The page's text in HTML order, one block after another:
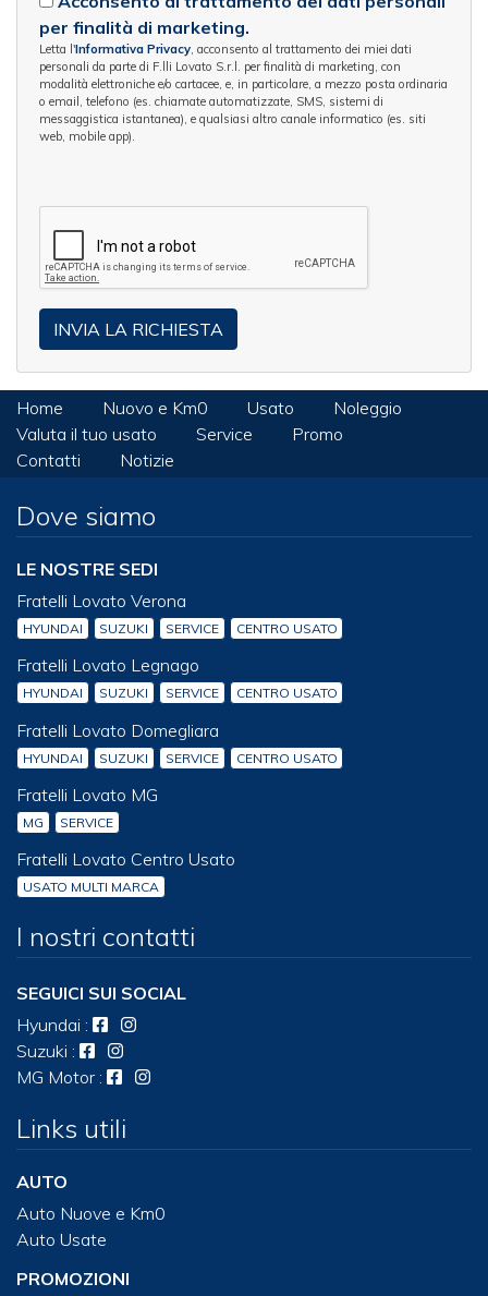
per finalità di marketing.
Letta l'Informativa Privacy, acconsento al trattamento dei miei dati
personali da parte di F.lli Lovato S.r.l. per finalità di marketing, con
modalità elettroniche e/o cartacee, e, in particolare, a mezzo posta ordinaria
o email, telefono (es. chiamate automatizzate, SMS, sistemi di
messaggistica istantanea), e qualsiasi altro canale informatico (es. siti
web, mobile app).
Home Nuovo e Km0 Usato
Noleggio
Valuta il tuo usato
Service
Promo
Contatti
Notizie
Dove siamo
LE NOSTRE SEDI
Fratelli Lovato Verona
HYUNDAI SUZUKI SERVICE CENTRO USATO
Fratelli Lovato Legnago
HYUNDAI SUZUKI SERVICE CENTRO USATO
Fratelli Lovato Domegliara
HYUNDAI SUZUKI SERVICE CENTRO USATO
Fratelli Lovato MG
MG SERVICE
Fratelli Lovato Centro Usato
USATO MULTI MARCA
I nostri contatti
SEGUICI SUI SOCIAL
Hyundai :
Suzuki :
MG Motor :
Links utili
AUTO
Auto Nuove e Km0
Auto Usate
PROMOZIONI